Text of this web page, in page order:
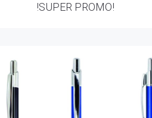
!SUPER PROMO!